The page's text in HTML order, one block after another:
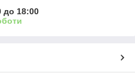
до 18:00